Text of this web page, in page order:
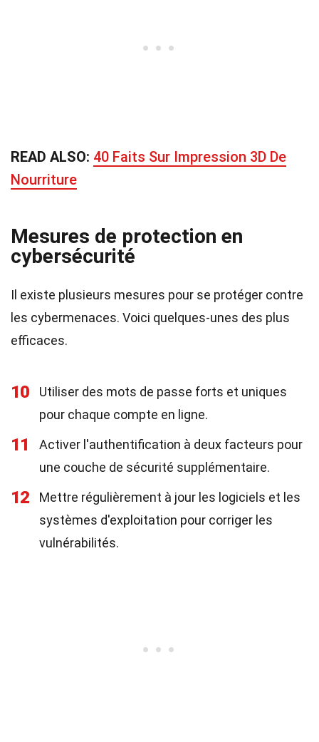
READ ALSO: 40 Faits Sur Impression 3D De
Nourriture
Mesures de protection en
cybersécurité
Il existe plusieurs mesures pour se protéger contre
les cybermenaces. Voici quelques-unes des plus
efficaces.
10
Utiliser des mots de passe forts et uniques
pour chaque compte en ligne.
11
Activer l'authentification à deux facteurs pour
une couche de sécurité supplémentaire.
12
Mettre régulièrement à jour les logiciels et les
systèmes d'exploitation pour corriger les
vulnérabilités.